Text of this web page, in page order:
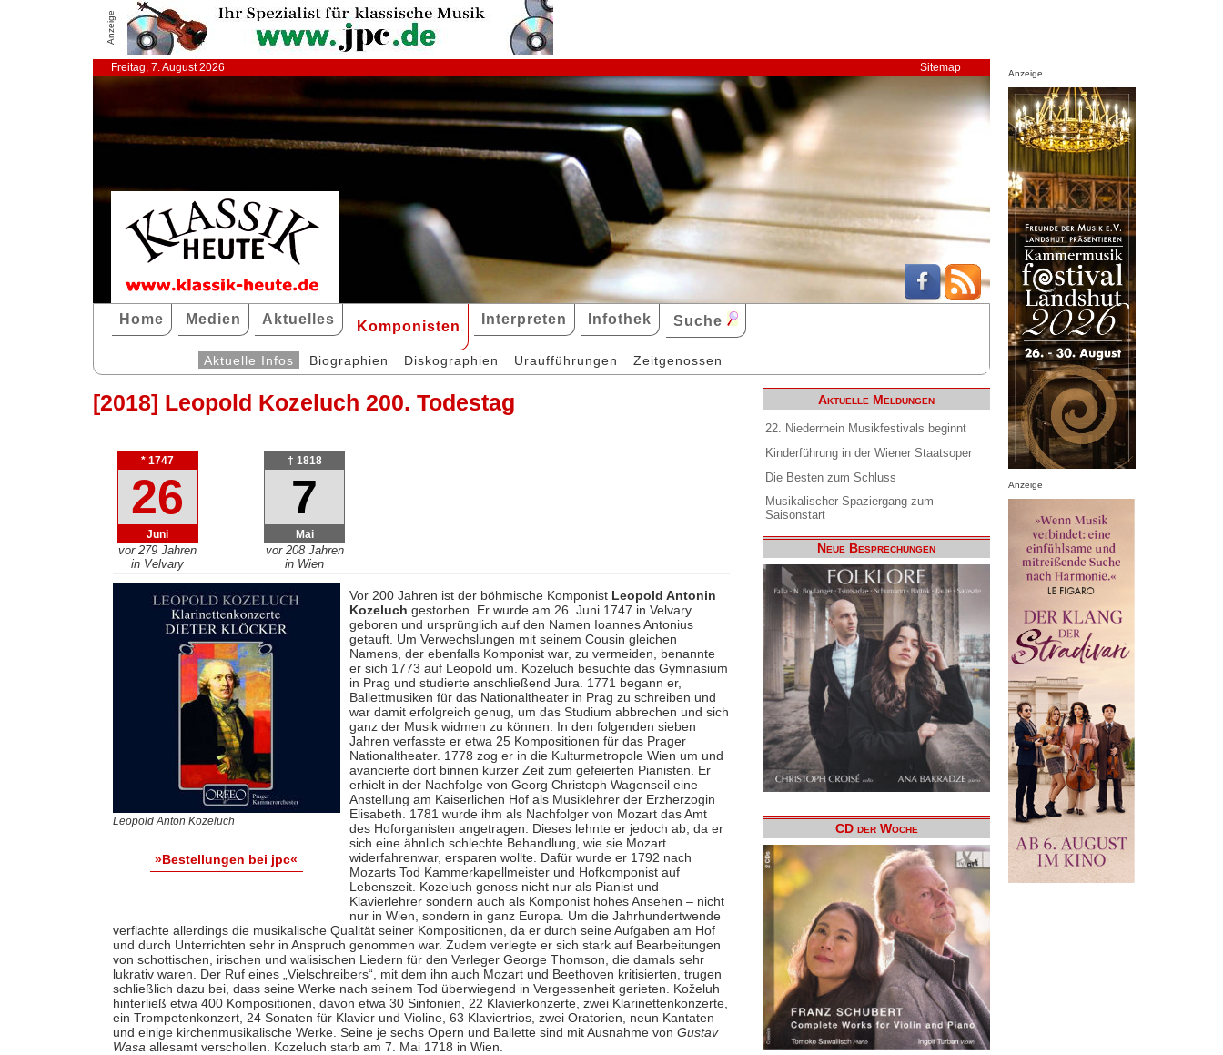
Anzeige
Freitag, 7. August 2026 Sitemap
Home Medien Aktuelles Komponisten Interpreten Infothek Suche
Aktuelle Infos Biographien Diskographien Uraufführungen Zeitgenossen
[2018] Leopold Kozeluch 200. Todestag
* 1747
26
Juni
vor 279 Jahren
in Velvary
† 1818
7
Mai
vor 208 Jahren
in Wien
Leopold Anton Kozeluch
»Bestellungen bei jpc«
Vor 200 Jahren ist der böhmische Komponist Leopold Antonin
Kozeluch gestorben. Er wurde am 26. Juni 1747 in Velvary
geboren und ursprünglich auf den Namen Ioannes Antonius
getauft. Um Verwechslungen mit seinem Cousin gleichen
Namens, der ebenfalls Komponist war, zu vermeiden, benannte
er sich 1773 auf Leopold um. Kozeluch besuchte das Gymnasium
in Prag und studierte anschließend Jura. 1771 begann er,
Ballettmusiken für das Nationaltheater in Prag zu schreiben und
war damit erfolgreich genug, um das Studium abbrechen und sich
ganz der Musik widmen zu können. In den folgenden sieben
Jahren verfasste er etwa 25 Kompositionen für das Prager
Nationaltheater. 1778 zog er in die Kulturmetropole Wien um und
avancierte dort binnen kurzer Zeit zum gefeierten Pianisten. Er
erhielt in der Nachfolge von Georg Christoph Wagenseil eine
Anstellung am Kaiserlichen Hof als Musiklehrer der Erzherzogin
Elisabeth. 1781 wurde ihm als Nachfolger von Mozart das Amt
des Hoforganisten angetragen. Dieses lehnte er jedoch ab, da er
sich eine ähnlich schlechte Behandlung, wie sie Mozart
widerfahrenwar, ersparen wollte. Dafür wurde er 1792 nach
Mozarts Tod Kammerkapellmeister und Hofkomponist auf
Lebenszeit. Kozeluch genoss nicht nur als Pianist und
Klavierlehrer sondern auch als Komponist hohes Ansehen – nicht
nur in Wien, sondern in ganz Europa. Um die Jahrhundertwende
verflachte allerdings die musikalische Qualität seiner Kompositionen, da er durch seine Aufgaben am Hof
und durch Unterrichten sehr in Anspruch genommen war. Zudem verlegte er sich stark auf Bearbeitungen
von schottischen, irischen und walisischen Liedern für den Verleger George Thomson, die damals sehr
lukrativ waren. Der Ruf eines „Vielschreibers“, mit dem ihn auch Mozart und Beethoven kritisierten, trugen
schließlich dazu bei, dass seine Werke nach seinem Tod überwiegend in Vergessenheit gerieten. Koželuh
hinterließ etwa 400 Kompositionen, davon etwa 30 Sinfonien, 22 Klavierkonzerte, zwei Klarinettenkonzerte,
ein Trompetenkonzert, 24 Sonaten für Klavier und Violine, 63 Klaviertrios, zwei Oratorien, neun Kantaten
und einige kirchenmusikalische Werke. Seine je sechs Opern und Ballette sind mit Ausnahme von Gustav
Wasa allesamt verschollen. Kozeluch starb am 7. Mai 1718 in Wien.
Aktuelle Meldungen
22. Niederrhein Musikfestivals beginnt
Kinderführung in der Wiener Staatsoper
Die Besten zum Schluss
Musikalischer Spaziergang zum
Saisonstart
Neue Besprechungen
CD der Woche
Anzeige
Anzeige